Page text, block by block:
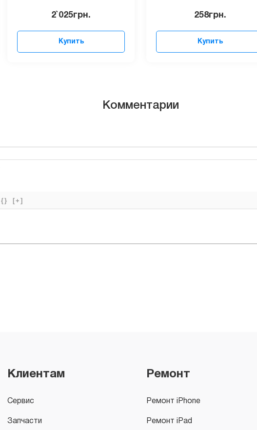
2`025грн.
Купить
258грн.
Купить
Комментарии
{} [+]
Клиентам
Сервис
Запчасти
Ремонт
Ремонт iPhone
Ремонт iPad